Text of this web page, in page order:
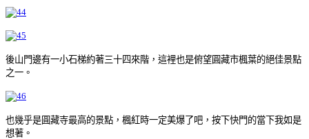
後山門邊有一小石梯約著三十四來階，這裡也是俯望圓藏市楓葉的絕佳景點
之一。
也幾乎是圓藏寺最高的景點，楓紅時一定美爆了吧，按下快門的當下我如是
想著。